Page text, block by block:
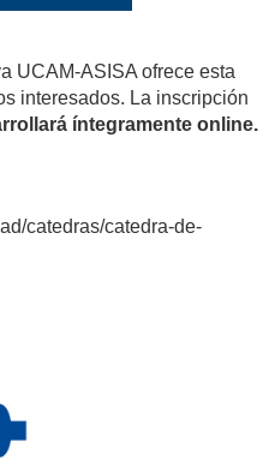
UCAM-ASISA ofrece esta
interesados. La inscripción
íntegramente online.
catedras/catedra-de-